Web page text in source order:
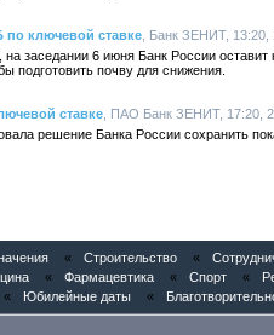
по ключевой ставке , Банк ЗЕНИТ, 13:20,
заседании 6 июня Банк России
подготовить почву для снижения.
ставке , ПАО Банк ЗЕНИТ, 17:20,
решение Банка России сохранить
« Строительство «
« Фармацевтика « Спорт «
« Юбилейные даты «